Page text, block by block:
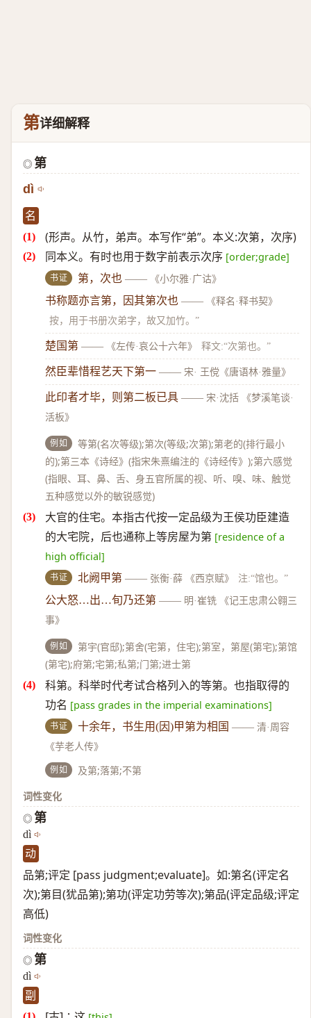
第详细解释
◎ 第
dì
名
(形声。从竹，弟声。本写作“弟”。本义:次第，次序)
同本义。有时也用于数字前表示次序 [order;grade]
书证 第，次也 —— 《小尔雅·广诂》
书称题亦言第，因其第次也 ——
《释名·释书契》
按，用于书册次弟字，故又加竹。”
楚国第 —— 《左传·哀公十六年》 释文:“次第也。”
然臣辈惜程艺天下第一 —— 宋· 王傥《唐语林·雅量》
此印者才毕，则第二板已具 —— 宋·沈括 《梦溪笔谈·
活板》
例如
等第(名次等级);第次(等级;次第);第老的(排行最小
的);第三本《诗经》(指宋朱熹编注的《诗经传》);第六感觉
(指眼、耳、鼻、舌、身五官所属的视、听、嗅、味、触觉
五种感觉以外的敏锐感觉)
大官的住宅。本指古代按一定品级为王侯功臣建造
的大宅院，后也通称上等房屋为第 [residence of a
high official]
书证 北阙甲第 —— 张衡·薛 《西京赋》 注:“馆也。”
公大怒…出…旬乃还第 —— 明·崔铣 《记王忠肃公翱三
事》
例如
第宇(官邸);第舍(宅第，住宅);第室，第屋(第宅);第馆
(第宅);府第;宅第;私第;门第;进士第
科第。科举时代考试合格列入的等第。也指取得的
功名 [pass grades in the imperial examinations]
书证 十余年，书生用(因)甲第为相国 —— 清·周容
《芋老人传》
例如
及第;落第;不第
词性变化
◎ 第
dì
动
品第;评定 [pass judgment;evaluate]。如:第名(评定名
次);第目(犹品第);第功(评定功劳等次);第品(评定品级;评定
高低)
词性变化
◎ 第
dì
副